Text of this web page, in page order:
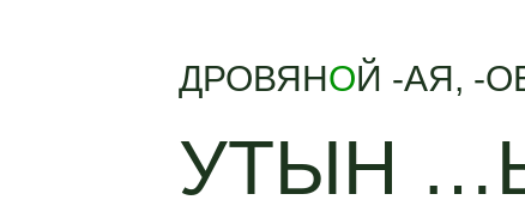
ДРОВЯНОЙ -АЯ, -
УТЫН